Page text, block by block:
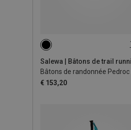
Salewa | Bâtons de trail
€ 153,20
115-135CM